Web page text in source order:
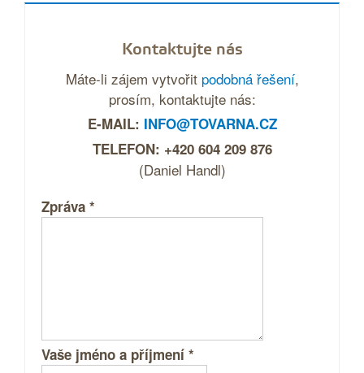
Kontaktujte nás
Máte-li zájem vytvořit podobná řešení,
prosím, kontaktujte nás:
E-MAIL: INFO@TOVARNA.CZ
TELEFON: +420 604 209 876
(Daniel Handl)
Zpráva *
Vaše jméno a příjmení *